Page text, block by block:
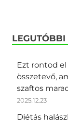
LEGUTÓBBI
Ezt rontod
összetevő,
szaftos
2025.12.23
Diétás